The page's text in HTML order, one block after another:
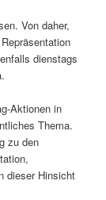
Von daher,
dienstags
Aktionen in
Thema.
zu den
dieser Hinsicht